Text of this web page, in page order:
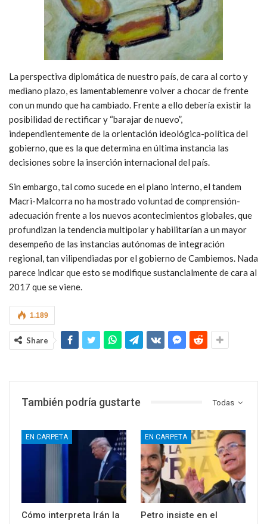
La perspectiva diplomática de nuestro país, de cara al corto y
mediano plazo, es lamentablemenre volver a chocar de frente
con un mundo que ha cambiado. Frente a ello debería existir la
posibilidad de rectificar y “barajar de nuevo”,
independientemente de la orientación ideológica-política del
gobierno, que es la que determina en última instancia las
decisiones sobre la inserción internacional del país.
Sin embargo, tal como sucede en el plano interno, el tandem
Macri-Malcorra no ha mostrado voluntad de comprensión-
adecuación frente a los nuevos acontecimientos globales, que
profundizan la tendencia multipolar y habilitarían a un mayor
desempeño de las instancias autónomas de integración
regional, tan vilipendiadas por el gobierno de Cambiemos. Nada
parece indicar que esto se modifique sustancialmente de cara al
2017 que se viene.
1.189
Share
Todas
También podría gustarte
EN CARPETA
Cómo interpreta Irán la
EN CARPETA
Petro insiste en el